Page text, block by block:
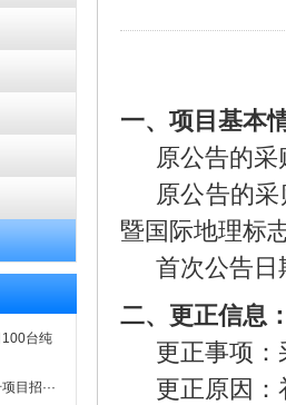
100台纯
目招···
一、项目基本
原公告的
原公告的
暨国际地理标
首次公告日
二、更正信息
更正事项：
更正原因：